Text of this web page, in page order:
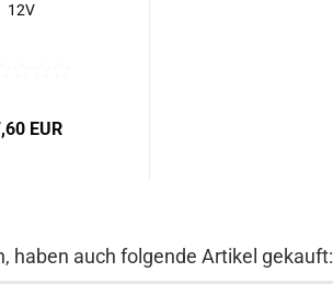
12V
EUR
haben auch folgende Artikel gekauft: